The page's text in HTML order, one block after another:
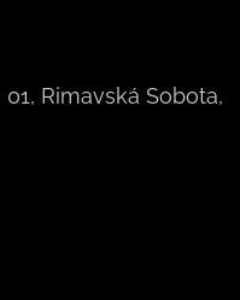
Rimavská Sobota,